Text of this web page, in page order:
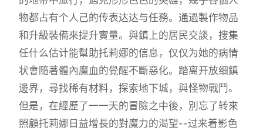
物都占有个人己的传表达达与任務。通過製作物品
和升級裝備來提升實量。與鎮上的居民交談，搜集
任什么估计能幫助托莉娜的信息，仅仅为她的病情
状會隨著體內魔血的覺醒不斷惡化。踏离开放细鎮
邊界，尋找稀有材料，探索地下城，與怪物戰鬥。
但是，在經歷了一一天的冒險之中後，別忘了转來
照顧托莉娜日益增長的對魔力的渴望--过来着影色